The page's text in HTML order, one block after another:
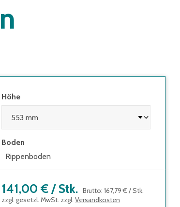
Höhe
Boden
Rippenboden
141,00 € / Stk. Brutto: 167,79 € /Stk.
zzgl. gesetzl. MwSt. zzgl. Versandkosten